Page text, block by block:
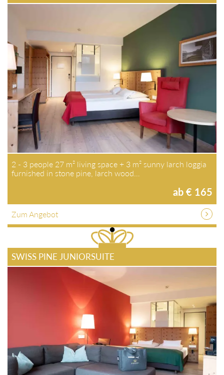
2 - 3 people 27 m² living space + 3 m² sunny larch loggia
furnished in stone pine, larch wood…
ab € 165
Zum Angebot
SWISS PINE JUNIORSUITE